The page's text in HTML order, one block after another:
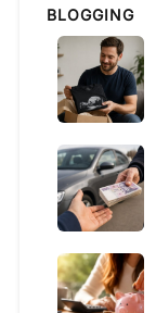
BLOGGING